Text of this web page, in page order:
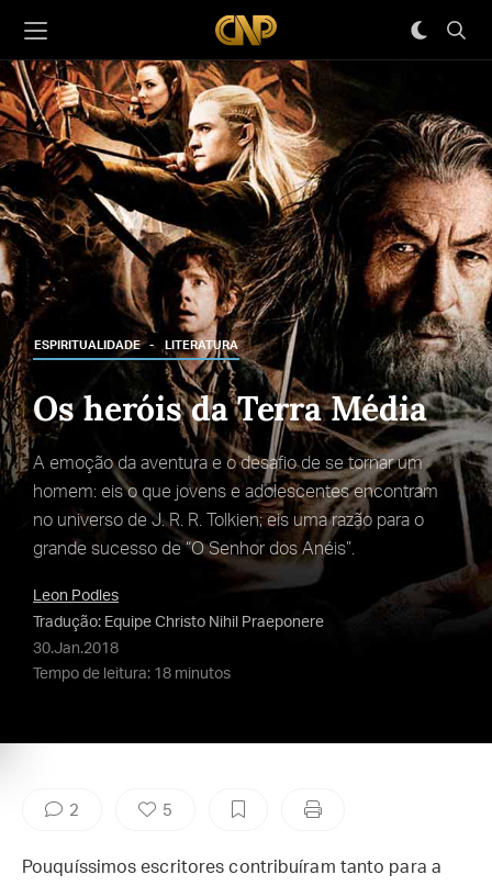
ESPIRITUALIDADE LITERATURA
Os heróis da Terra Média
A emoção da aventura e o desafio de se tornar um
homem: eis o que jovens e adolescentes encontram
no universo de J. R. R. Tolkien; eis uma razão para o
grande sucesso de “O Senhor dos Anéis”.
Leon Podles
Tradução: Equipe Christo Nihil Praeponere
30.Jan.2018
Tempo de leitura: 18 minutos
2 5
Pouquíssimos escritores contribuíram tanto para a